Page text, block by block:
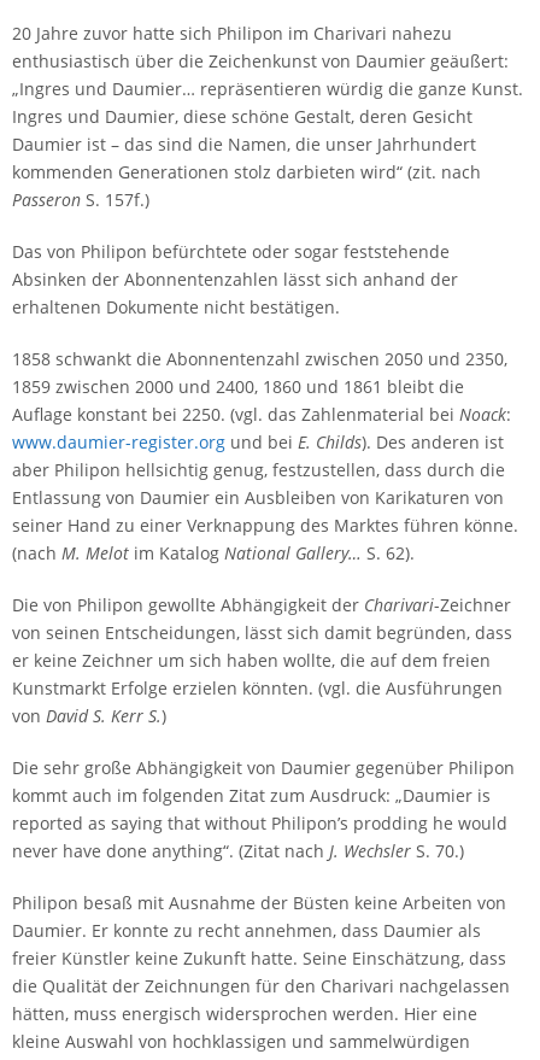
20 Jahre zuvor hatte sich Philipon im Charivari nahezu
enthusiastisch über die Zeichenkunst von Daumier geäußert:
„Ingres und Daumier… repräsentieren würdig die ganze Kunst.
Ingres und Daumier, diese schöne Gestalt, deren Gesicht
Daumier ist – das sind die Namen, die unser Jahrhundert
kommenden Generationen stolz darbieten wird“ (zit. nach
Passeron S. 157f.)
Das von Philipon befürchtete oder sogar feststehende
Absinken der Abonnentenzahlen lässt sich anhand der
erhaltenen Dokumente nicht bestätigen.
1858 schwankt die Abonnentenzahl zwischen 2050 und 2350,
1859 zwischen 2000 und 2400, 1860 und 1861 bleibt die
Auflage konstant bei 2250. (vgl. das Zahlenmaterial bei Noack:
www.daumier-register.org und bei E. Childs). Des anderen ist
aber Philipon hellsichtig genug, festzustellen, dass durch die
Entlassung von Daumier ein Ausbleiben von Karikaturen von
seiner Hand zu einer Verknappung des Marktes führen könne.
(nach M. Melot im Katalog National Gallery… S. 62).
Die von Philipon gewollte Abhängigkeit der Charivari-Zeichner
von seinen Entscheidungen, lässt sich damit begründen, dass
er keine Zeichner um sich haben wollte, die auf dem freien
Kunstmarkt Erfolge erzielen könnten. (vgl. die Ausführungen
von David S. Kerr S.)
Die sehr große Abhängigkeit von Daumier gegenüber Philipon
kommt auch im folgenden Zitat zum Ausdruck: „Daumier is
reported as saying that without Philipon’s prodding he would
never have done anything“. (Zitat nach J. Wechsler S. 70.)
Philipon besaß mit Ausnahme der Büsten keine Arbeiten von
Daumier. Er konnte zu recht annehmen, dass Daumier als
freier Künstler keine Zukunft hatte. Seine Einschätzung, dass
die Qualität der Zeichnungen für den Charivari nachgelassen
hätten, muss energisch widersprochen werden. Hier eine
kleine Auswahl von hochklassigen und sammelwürdigen